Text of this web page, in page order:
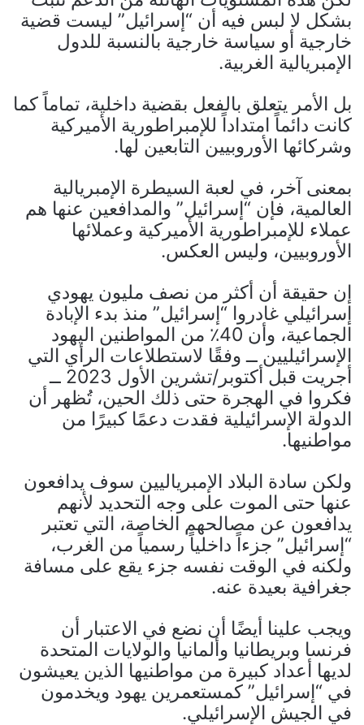
بشكل لا لبس فيه أن “إسرائيل” ليست قضية
خارجية أو سياسة خارجية بالنسبة للدول
الإمبريالية الغربية.
بل الأمر يتعلق بالفعل بقضية داخلية، تماماً كما
كانت دائماً امتداداً للإمبراطورية الأميركية
وشركائها الأوروبيين التابعين لها.
بمعنى آخر، في لعبة السيطرة الإمبريالية
العالمية، فإن “إسرائيل” والمدافعين عنها هم
عملاء للإمبراطورية الأميركية وعملائها
الأوروبيين، وليس العكس.
إن حقيقة أن أكثر من نصف مليون يهودي
إسرائيلي غادروا “إسرائيل” منذ بدء الإبادة
الجماعية، وأن 40٪ من المواطنين اليهود
الإسرائيليين ــ وفقًا لاستطلاعات الرأي التي
أجريت قبل أكتوبر/تشرين الأول 2023 ــ
فكروا في الهجرة حتى ذلك الحين، تُظهر أن
الدولة الإسرائيلية فقدت دعمًا كبيرًا من
مواطنيها.
ولكن سادة البلاد الإمبرياليين سوف يدافعون
عنها حتى الموت على وجه التحديد لأنهم
يدافعون عن مصالحهم الخاصة، التي تعتبر
“إسرائيل” جزءاً داخلياً رسمياً من الغرب،
ولكنه في الوقت نفسه جزء يقع على مسافة
جغرافية بعيدة عنه.
ويجب علينا أيضًا أن نضع في الاعتبار أن
فرنسا وبريطانيا وألمانيا والولايات المتحدة
لديها أعداد كبيرة من مواطنيها الذين يعيشون
في “إسرائيل” كمستعمرين يهود ويخدمون
في الجيش الإسرائيلي.